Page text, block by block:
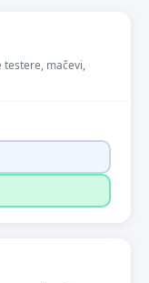
testere, mačevi,